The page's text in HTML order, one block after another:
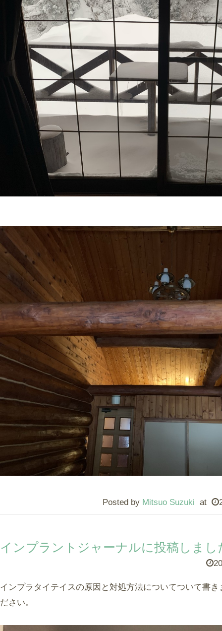
Posted by Mitsuo Suzuki at
インプラントジャーナルに投稿しまし
インプラタイテイスの原因と対処方法についてついて書
ださい。